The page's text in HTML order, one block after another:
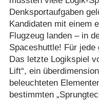
Denksportaufgaben
Kandidaten mit einem
Flugzeug landen – in
Spaceshuttle! Für jede
Das letzte Logikspiel
Lift“, ein
beleuchteten
bestimmten